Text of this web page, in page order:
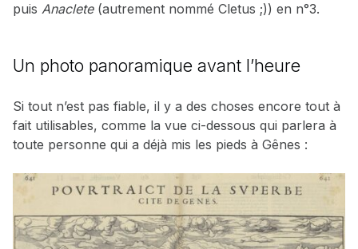
puis Anaclete(autrement nommé Cletus ;)) en n°3.
Un photo panoramique avant l’heure
Si tout n’est pas fiable, il y a des choses encore tout à
fait utilisables, comme la vue ci-dessous qui parlera à
toute personne qui a déjà mis les pieds à Gênes :